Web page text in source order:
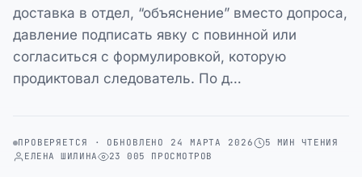
доставка в отдел, “объяснение” вместо допроса,
давление подписать явку с повинной или
согласиться с формулировкой, которую
продиктовал следователь. По д…
ПРОВЕРЯЕТСЯ · ОБНОВЛЕНО 24 МАРТА 2026
5 МИН ЧТЕНИЯ
ЕЛЕНА ШИЛИНА
23 005 ПРОСМОТРОВ